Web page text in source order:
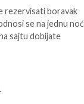
rezervisati boravak
se na jednu noć
sajtu dobijate